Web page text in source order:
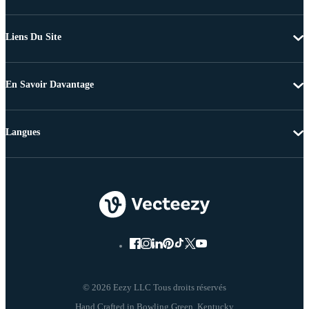
Liens Du Site
En Savoir Davantage
© 2026 Eezy LLC Tous droits réservés
Langues